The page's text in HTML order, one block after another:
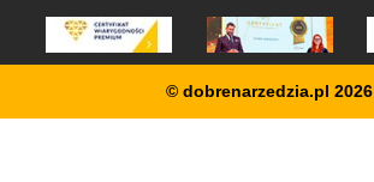
© dobrenarzedzia.pl 2026